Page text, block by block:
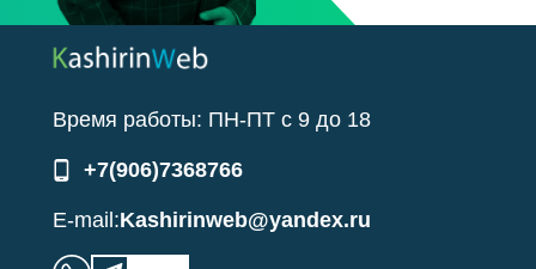
Время работы: ПН-ПТ с 9 до 18
+7(906)7368766
E-mail:Kashirinweb@yandex.ru